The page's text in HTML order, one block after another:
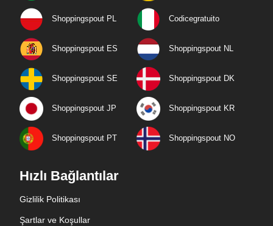
Shoppingspout PL Codicegratuito
Shoppingspout ES Shoppingspout NL
Shoppingspout SE Shoppingspout DK
Shoppingspout JP Shoppingspout KR
Shoppingspout PT Shoppingspout NO
Hızlı Bağlantılar
Gizlilik Politikası
Şartlar ve Koşullar